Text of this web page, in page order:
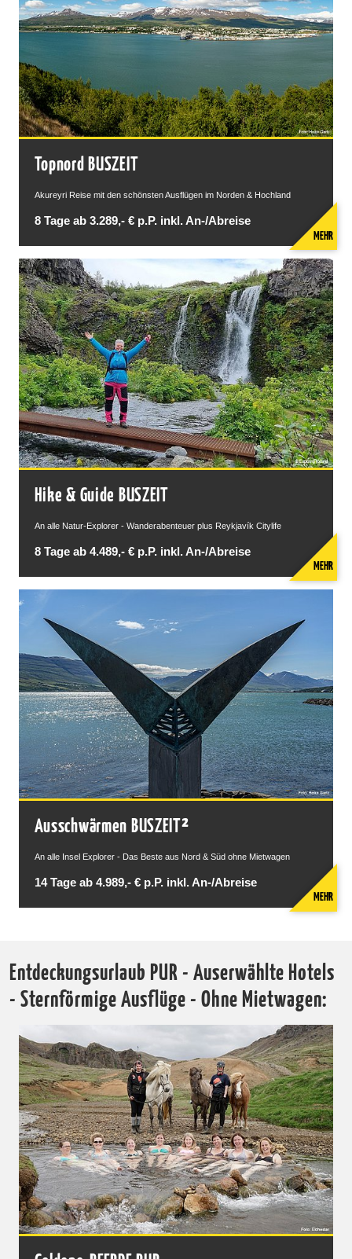
Topnord BUSZEIT
Akureyri Reise mit den schönsten Ausflügen im Norden & Hochland
8 Tage ab 3.289,- € p.P. inkl. An-/Abreise
MEHR
Hike & Guide BUSZEIT
An alle Natur-Explorer - Wanderabenteuer plus Reykjavík Citylife
8 Tage ab 4.489,- € p.P. inkl. An-/Abreise
MEHR
Ausschwärmen BUSZEIT²
An alle Insel Explorer - Das Beste aus Nord & Süd ohne Mietwagen
14 Tage ab 4.989,- € p.P. inkl. An-/Abreise
MEHR
Entdeckungsurlaub PUR - Auserwählte Hotels
- Sternförmige Ausflüge - Ohne Mietwagen: